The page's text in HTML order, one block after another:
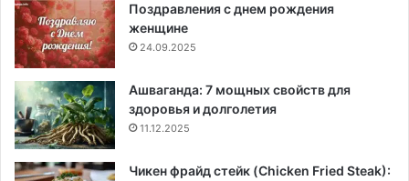
Поздравления с днем рождения
женщине
24.09.2025
Ашваганда: 7 мощных свойств для
здоровья и долголетия
11.12.2025
Чикен фрайд стейк (Chicken Fried Steak):